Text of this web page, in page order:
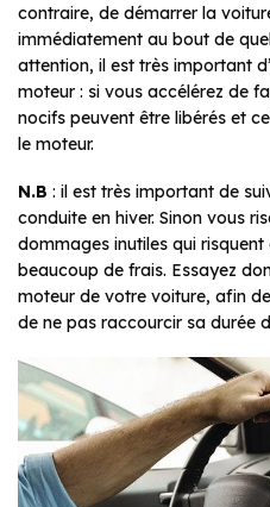
contraire, de démarrer la
immédiatement au bout de
attention, il est très important
moteur : si vous accélérez de
nocifs peuvent être libérés et
le moteur.
N.B : il est très important de
conduite en hiver. Sinon vous
dommages inutiles qui
beaucoup de frais. Essayez
moteur de votre voiture, afin
de ne pas raccourcir sa durée